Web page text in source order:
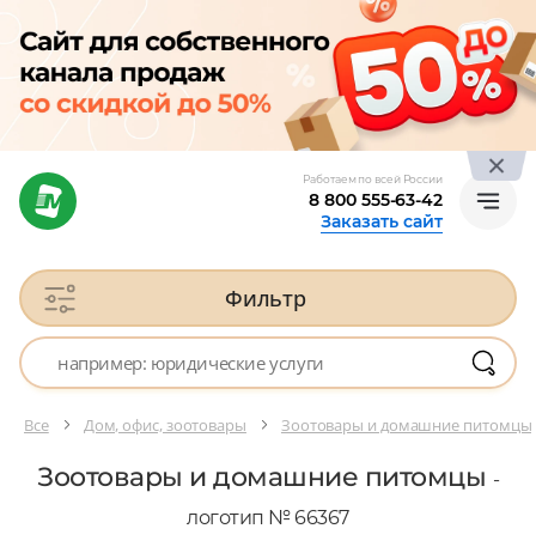
Работаем по всей России
8 800 555-63-42
Заказать сайт
Фильтр
Все Дом, офис, зоотовары Зоотовары и домашние питомцы
Зоотовары и домашние питомцы -
логотип № 66367